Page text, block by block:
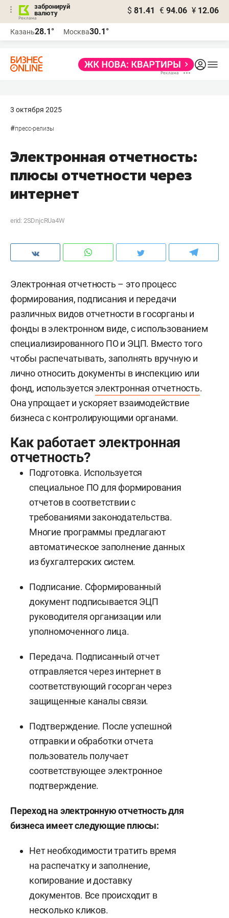
забронируй
валюту
$ 81.41 € 94.06 ¥ 12.06
Казань28.1° Москва30.1°
3 октября 2025
#пресс-релизы
Электронная отчетность:
плюсы отчетности через
интернет
erid: 2SDnjcRUa4W
Электронная отчетность – это процесс
формирования, подписания и передачи
различных видов отчетности в госорганы и
фонды в электронном виде, с использованием
специализированного ПО и ЭЦП. Вместо того
чтобы распечатывать, заполнять вручную и
лично относить документы в инспекцию или
фонд, используется электронная отчетность.
Она упрощает и ускоряет взаимодействие
бизнеса с контролирующими органами.
Как работает электронная
отчетность?
Подготовка. Используется
специальное ПО для формирования
отчетов в соответствии с
требованиями законодательства.
Многие программы предлагают
автоматическое заполнение данных
из бухгалтерских систем.
Подписание. Сформированный
документ подписывается ЭЦП
руководителя организации или
уполномоченного лица.
Передача. Подписанный отчет
отправляется через интернет в
соответствующий госорган через
защищенные каналы связи.
Подтверждение. После успешной
отправки и обработки отчета
пользователь получает
соответствующее электронное
подтверждение.
Переход на электронную отчетность для
бизнеса имеет следующие плюсы:
Нет необходимости тратить время
на распечатку и заполнение,
копирование и доставку
документов. Все происходит в
несколько кликов.